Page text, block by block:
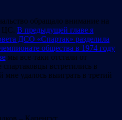
обращало внимание на
ЦС. В предыдущей главе я
ДСО «Спартак» разделила
общества в 1974 году
мы все-таки отстали от
встретились в
удалось выиграть в третий